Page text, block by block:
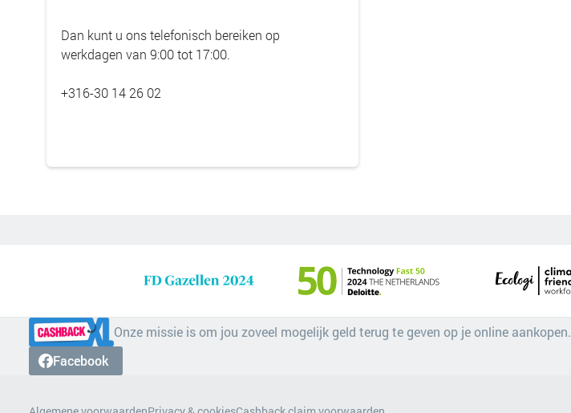
Dan kunt u ons telefonisch bereiken op
werkdagen van 9:00 tot 17:00.
+316-30 14 26 02
Onze missie is om jou zoveel mogelijk geld terug te geven op je online aankopen.
Facebook